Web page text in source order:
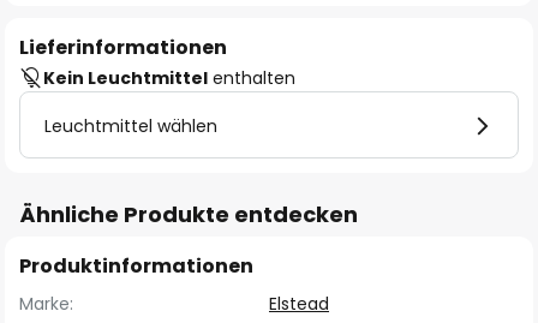
Lieferinformationen
Kein Leuchtmittel enthalten
Leuchtmittel wählen
Ähnliche Produkte entdecken
Produktinformationen
Marke:
Elstead